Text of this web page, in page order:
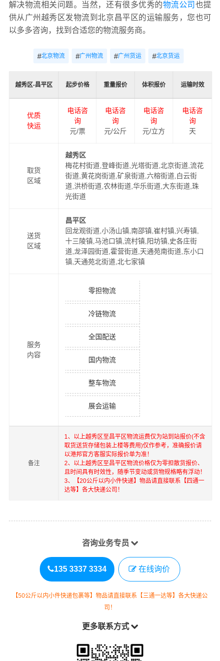
解决物流相关问题。当然，还有很多优秀的物流公司 也提
供从广州越秀区发物流到北京昌平区的运输服务，您也可
以多多咨询，找到合适您的物流服务商。
#北京物流 #广州物流 #广州货运 #北京货运
越秀区-昌平区 起步价格 重量报价 体积报价 运输时效
优质
快运
电话咨
询
元/票
电话咨
询
元/公斤
电话咨
询
元/立方
电话咨
询
天
取货
区域
越秀区
梅花村街道,登峰街道,光塔街道,北京街道,流花
街道,黄花岗街道,矿泉街道,六榕街道,白云街
道,洪桥街道,农林街道,华乐街道,大东街道,珠
光街道
送货
区域
昌平区
回龙观街道,小汤山镇,南邵镇,崔村镇,兴寿镇,
十三陵镇,马池口镇,流村镇,阳坊镇,史各庄街
道,龙泽园街道,霍营街道,天通苑南街道,东小口
镇,天通苑北街道,北七家镇
服务
内容
零担物流
冷链物流
全国配送
国内物流
整车物流
展会运输
备注
1、以上越秀区 至昌平区物流运费仅为站到站报价(不含
取货送货存储包装上楼等费用)仅作参考，准确报价请
以港邦官方客服实际报价单为准！
2、以上越秀区 至昌平区物流价格仅为零担散货报价、
且时间具有时效性，随季节变动或货物规格略有浮动！
3、【20公斤以内小件快递】物品请直接联系【四通一
达等】各大快递公司！
咨询业务专员
135 3337 3334 在线询价
【50公斤以内小件快递包裹等】物品请直接联系【三通一达等】各大快递公
司！
更多联系方式